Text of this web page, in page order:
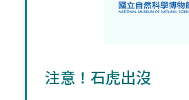
注意！石虎出沒